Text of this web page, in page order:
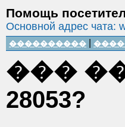
Помощь
Основной адрес чата:
����������
���
28053?